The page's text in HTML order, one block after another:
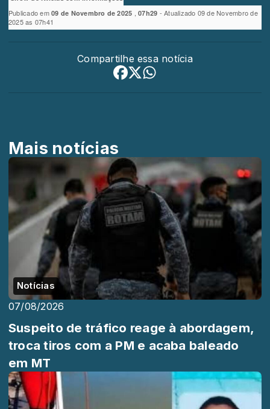
Publicado em09 de Novembro de 2025 ,07h29 - Atualizado 09 de Novembro de
2025 as 07h41
Compartilhe essa notícia
Mais notícias
Notícias
07/08/2026
Suspeito de tráfico reage à abordagem,
troca tiros com a PM e acaba baleado
em MT